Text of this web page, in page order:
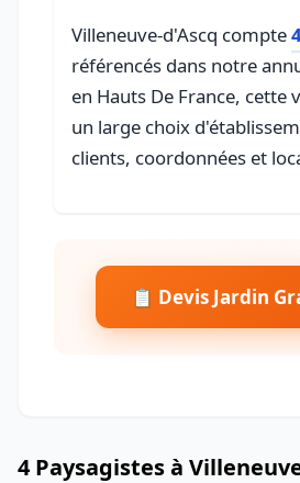
Villeneuve-d'Ascq compte
référencés dans notre
en Hauts De France, cette
un large choix
clients, coordonnées et
📋 Devis Jardin
4 Paysagistes à